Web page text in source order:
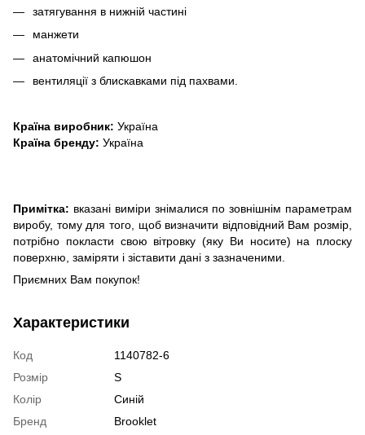
затягування в нижній частині
манжети
анатомічний капюшон
вентиляції з блискавками під пахвами.
Країна виробник: Україна
Країна бренду: Україна
Примітка: вказані виміри знімалися по зовнішнім параметрам
виробу, тому для того, щоб визначити відповідний Вам розмір,
потрібно покласти свою вітровку (яку Ви носите) на плоску
поверхню, заміряти і зіставити дані з зазначеними.
Приємних Вам покупок!
Характеристики
Код
1140782-6
Розмір
S
Колір
Синій
Бренд
Brooklet